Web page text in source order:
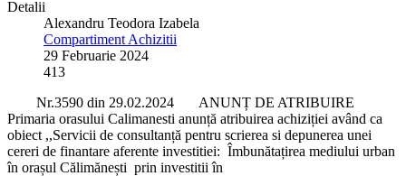
Detalii
Alexandru Teodora Izabela
Compartiment Achizitii
29 Februarie 2024
413
Nr.3590 din 29.02.2024 ANUNȚ DE ATRIBUIRE
Primaria orasului Calimanesti anunță atribuirea achiziției având ca
obiect ,,Servicii de consultanță pentru scrierea si depunerea unei
cereri de finantare aferente investitiei: Îmbunătațirea mediului urban
în orașul Călimănești prin investitii în